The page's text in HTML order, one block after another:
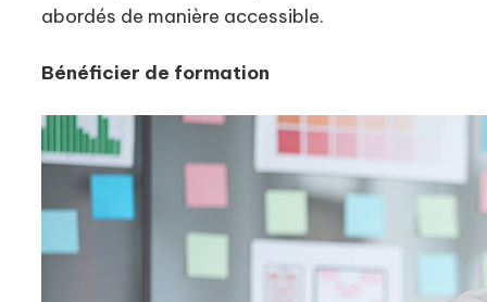
abordés de manière accessible.
Bénéficier de formation